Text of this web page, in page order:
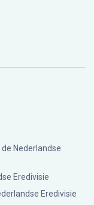
Nederlandse
Eredivisie
Eredivisie